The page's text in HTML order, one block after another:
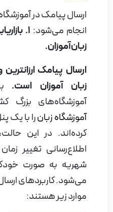
ارسال پیامک در
انجام می‌شود:
زبان‌آموزان.
ارسال پیامک ارزانترین
زبان آموزان است.
آموزشگاه‌های بزرگ
آموزشگاه زبانرا با یک
کرده‌اند. در این
اطلاع‌رسانی تغییر
شهریه به صورت
می‌شود. کاربردهای
موارد زیر هستند: